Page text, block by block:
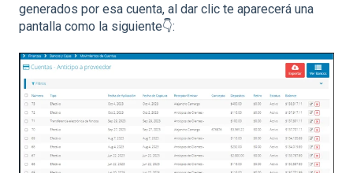
generados por esa cuenta, al dar clic te aparecerá una
pantalla como la siguiente👇: